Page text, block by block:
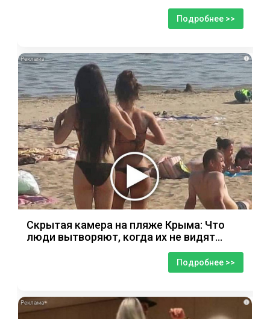
Подробнее >>
i
Скрытая камера на пляже Крыма: Что
люди вытворяют, когда их не видят...
Подробнее >>
i